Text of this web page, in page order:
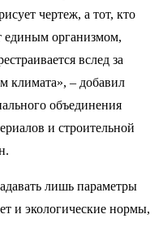
чертеж, а тот, кто
единым организмом,
вслед за
климата», – добавил
объединения
и строительной
лишь параметры
и экологические нормы,